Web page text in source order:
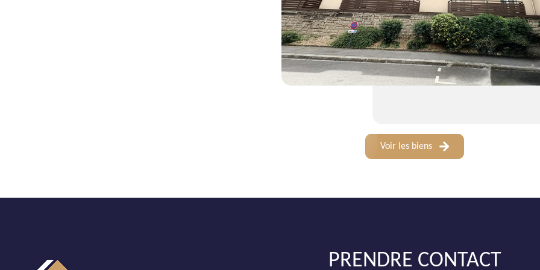
Voir les biens
PRENDRE CONTACT